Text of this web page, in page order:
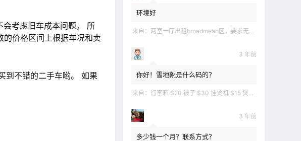
考虑旧车成本问题。 所
价格区间上根据车况和卖
到不错的二手车哟。 如果
环境好
来自： 两室一厅出租broadmead区，要求无烟无宠无麻无party，租金2200不包水电有意短信联系2508858496
3 年前
你好！雪地靴是什么码的？
来自： 行李箱 $20 被子 $30 挂烫机 $15 煲汤锅 $5 华夫饼机 $5 衣服 $5 雪地靴 $10 滑雪手套 $10 宜家衣物收纳 .
3 年前
多少钱一个月？联系方式？